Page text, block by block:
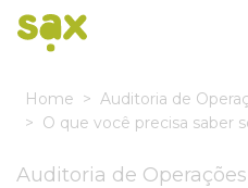
Home
Auditoria de
O que você precisa saber
Auditoria de Operações